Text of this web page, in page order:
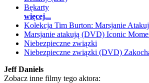
Bękarty
więcej...
Kolekcja Tim Burton: Marsjanie
Marsjanie atakują (DVD) Iconic
Niebezpieczne związki
Niebezpieczne związki (DVD)
Jeff Daniels
Zobacz inne filmy tego aktora: